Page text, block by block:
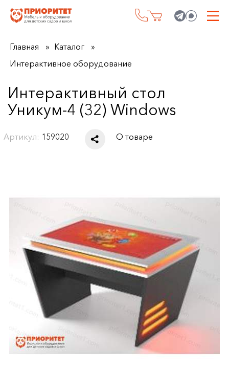
Главная
Каталог
Интерактивное оборудование
Интерактивный стол
Уникум-4 (32) Windows
Артикул: 159020 О товаре